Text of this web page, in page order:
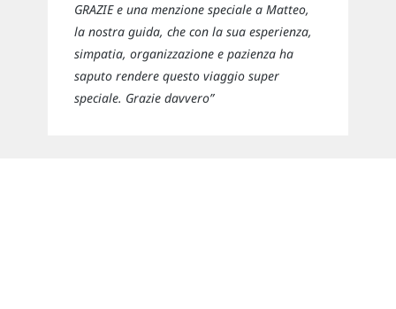
GRAZIE e una menzione speciale a Matteo,
la nostra guida, che con la sua esperienza,
simpatia, organizzazione e pazienza ha
saputo rendere questo viaggio super
speciale. Grazie davvero”